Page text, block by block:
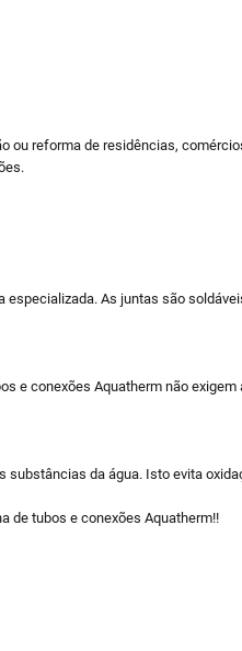
ou reforma de residências,
As juntas são
e conexões Aquatherm não
substâncias da água. Isto evita
de tubos e conexões Aquatherm!!